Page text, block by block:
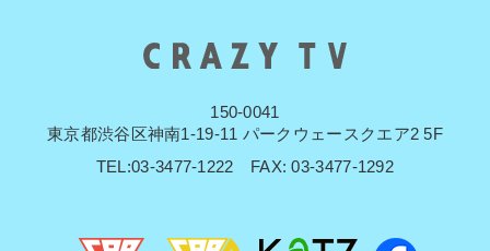
150-0041
東京都渋谷区神南1-19-11 パークウェースクエア2 5F
TEL:03-3477-1222 FAX: 03-3477-1292